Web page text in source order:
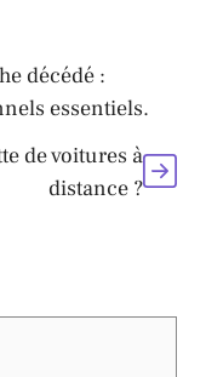
décédé :
essentiels.
de voitures à
distance ?